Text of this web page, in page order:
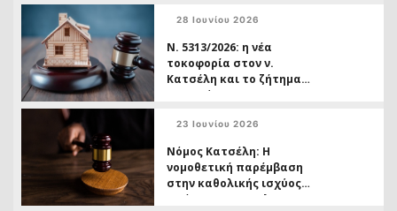
28 Ιουνίου 2026
Ν. 5313/2026: η νέα
τοκοφορία στον ν.
Κατσέλη και το ζήτημα
της ασύμμετρης
Δανειοληπτών έναντι
23 Ιουνίου 2026
Νόμος Κατσέλη: Η
νομοθετική παρέμβαση
στην καθολικής ισχύος
απόφασης της ΟλΑΠ